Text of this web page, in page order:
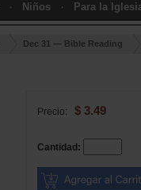
Niños Para la
Dec 31 — Bible Reading
Precio: $ 3.49
Cantidad: